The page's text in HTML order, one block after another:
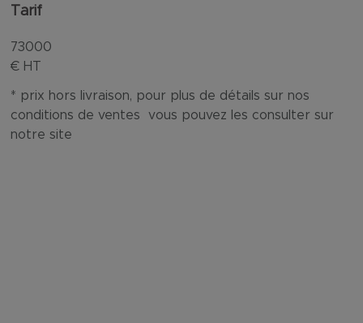
Tarif
73000
€ HT
* prix hors livraison, pour plus de détails sur nos
conditions de ventes vous pouvez les consulter sur
notre site